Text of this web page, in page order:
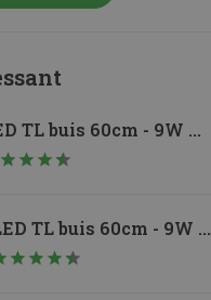
TL buis 60cm - 9W ...
TL buis 60cm - 9W ...